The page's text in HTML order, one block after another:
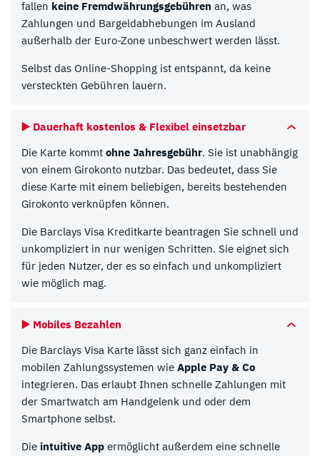
fallen keine Fremdwährungsgebühren an, was
Zahlungen und Bargeldabhebungen im Ausland
außerhalb der Euro-Zone unbeschwert werden lässt.
Selbst das Online-Shopping ist entspannt, da keine
versteckten Gebühren lauern.
▶️ Dauerhaft kostenlos & Flexibel einsetzbar
Die Karte kommt ohne Jahresgebühr. Sie ist unabhängig
von einem Girokonto nutzbar. Das bedeutet, dass Sie
diese Karte mit einem beliebigen, bereits bestehenden
Girokonto verknüpfen können.
Die Barclays Visa Kreditkarte beantragen Sie schnell und
unkompliziert in nur wenigen Schritten. Sie eignet sich
für jeden Nutzer, der es so einfach und unkompliziert
wie möglich mag.
▶️ Mobiles Bezahlen
Die Barclays Visa Karte lässt sich ganz einfach in
mobilen Zahlungssystemen wie Apple Pay & Co
integrieren. Das erlaubt Ihnen schnelle Zahlungen mit
der Smartwatch am Handgelenk und oder dem
Smartphone selbst.
Die intuitive App ermöglicht außerdem eine schnelle